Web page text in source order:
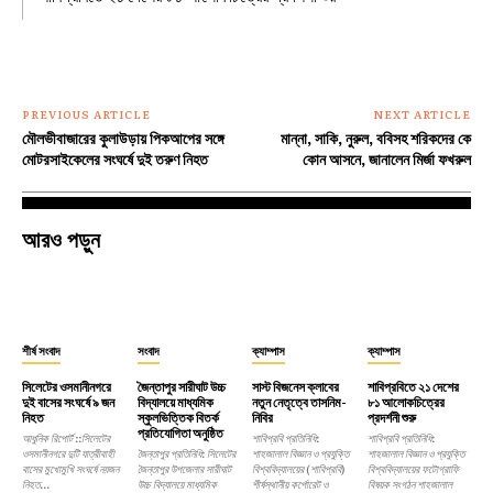
PREVIOUS ARTICLE
মৌলভীবাজারের কুলাউড়ায় পিকআপের সঙ্গে
মোটরসাইকেলের সংঘর্ষে দুই তরুণ নিহত
NEXT ARTICLE
মান্না, সাকি, নুরুল, ববিসহ শরিকদের কে
কোন আসনে, জানালেন মির্জা ফখরুল
আরও পড়ুন
শীর্ষ সংবাদ
সিলেটের ওসমানীনগরে
দুই বাসের সংঘর্ষে ৯ জন
নিহত
আধুনিক রিপোর্ট ::সিলেটের
ওসমানীনগরে দুটি যাত্রীবাহী
বাসের মুখোমুখি সংঘর্ষে নয়জন
নিহত...
সংবাদ
জৈন্তাপুর সারীঘাট উচ্চ
বিদ্যালয়ে মাধ্যমিক
স্কুলভিত্তিক বিতর্ক
প্রতিযোগিতা অনুষ্ঠিত
জৈন্তাপুর প্রতিনিধি: সিলেটের
জৈন্তাপুর উপজেলার সারীঘাট
উচ্চ বিদ্যালয়ে মাধ্যমিক
ক্যাম্পাস
সাস্ট বিজনেস ক্লাবের
নতুন নেতৃত্বে তাসনিম-
নিবির
শাবিপ্রবি প্রতিনিধি:
শাহজালাল বিজ্ঞান ও প্রযুক্তি
বিশ্ববিদ্যালয়ের (শাবিপ্রবি)
শীর্ষস্থানীয় কর্পোরেট ও
ক্যাম্পাস
শাবিপ্রবিতে ২১ দেশের
৮১ আলোকচিত্রের
প্রদর্শনী শুরু
শাবিপ্রবি প্রতিনিধি:
শাহজালাল বিজ্ঞান ও প্রযুক্তি
বিশ্ববিদ্যালয়ের ফটোগ্রাফি
বিষয়ক সংগঠন শাহজালাল